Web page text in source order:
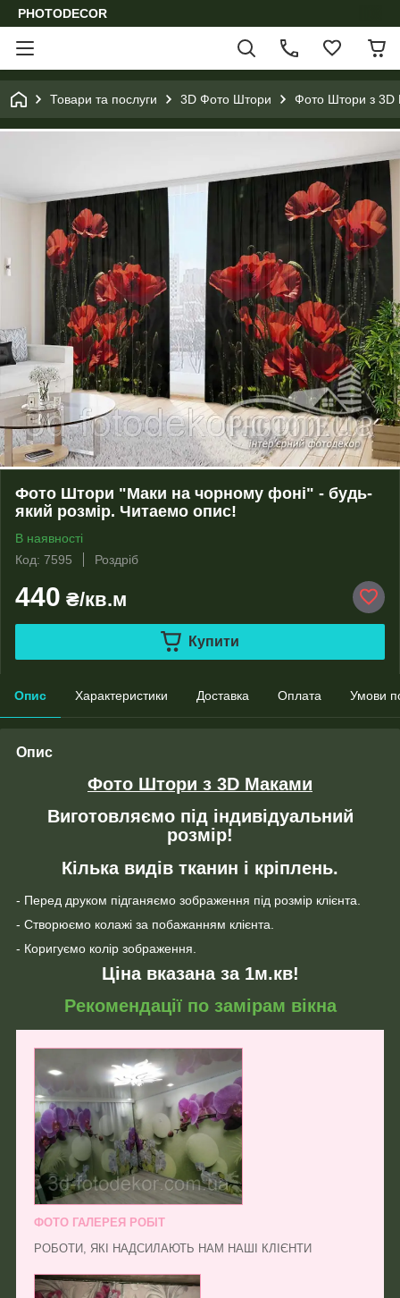
PHOTODECOR
Товари та послуги 3D Фото Штори Фото Штори з 3D
Фото Штори "Маки на чорному фоні" - будь-
який розмір. Читаемо опис!
В наявності
Код: 7595
Роздріб
440 ₴/кв.м
Купити
Опис Характеристики Доставка Оплата Умови
Опис
Фото Штори з 3D Маками
Виготовляємо під індивідуальний
розмір!
Кілька видів тканин і кріплень.
- Перед друком підганяємо зображення під розмір клієнта.
- Створюємо колажі за побажанням клієнта.
- Коригуємо колір зображення.
Ціна вказана за 1м.кв!
Рекомендації по замірам вікна
ФОТО ГАЛЕРЕЯ РОБІТ
РОБОТИ, ЯКІ НАДСИЛАЮТЬ НАМ НАШІ КЛІЄНТИ